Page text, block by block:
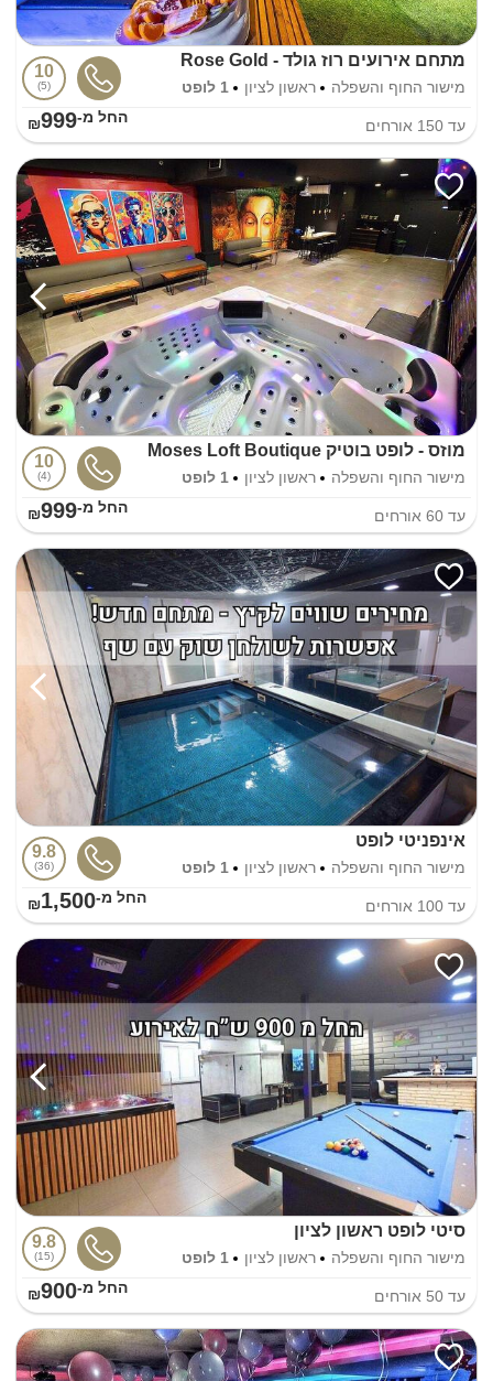
מתחם אירועים רוז גולד - Rose Gold
מישור החוף והשפלה ראשון לציון 1 לופט
10
5
עד 150 אורחים החל מ-₪999
מוזס - לופט בוטיק Moses Loft Boutique
מישור החוף והשפלה ראשון לציון 1 לופט
10
4
עד 60 אורחים החל מ-₪999
אינפניטי לופט
מישור החוף והשפלה ראשון לציון 1 לופט
9.8
36
עד 100 אורחים החל מ-₪1,500
סיטי לופט ראשון לציון
מישור החוף והשפלה ראשון לציון 1 לופט
9.8
15
עד 50 אורחים החל מ-₪900